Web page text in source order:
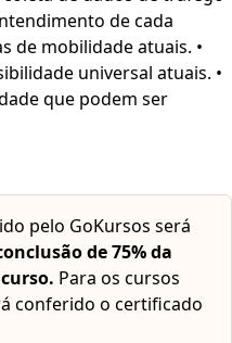
Variáveis e Soluções
e estudantes de
além de interessados no
aumento de
a Língua
ativar esses recursos,
direito da tela na parte
de cada
de mobilidade atuais. •
universal atuais. •
que podem ser
pelo GoKursos será
de 75% da
Para os cursos
conferido o certificado